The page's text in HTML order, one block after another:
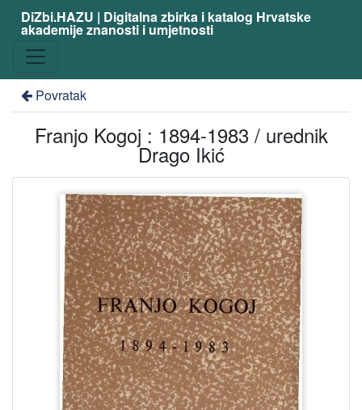
DiZbi.HAZU | Digitalna zbirka i katalog Hrvatske
akademije znanosti i umjetnosti
Povratak
Franjo Kogoj : 1894-1983 / urednik
Drago Ikić